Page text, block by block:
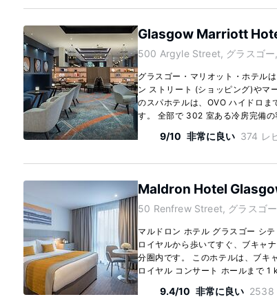
Glasgow Marriott
500 Argyle Street, グラスゴー
グラスゴー・マリオット・ホテル
ン ストリート (ショッピング)やマ
のスパホテルは、OVO ハイドロ
す。 全部で 302 室ある冷房完備の
9/10 非常に良い 374 レ
Maldron Hotel
50 Renfrew Street, グラスゴ
マルドロン ホテル グラスゴー シ
ロイヤルから歩いてすぐ、ブキャ
分圏内です。 このホテルは、ブキ
ロイヤル コンサート ホールまで 1
9.4/10 非常に良い 2538